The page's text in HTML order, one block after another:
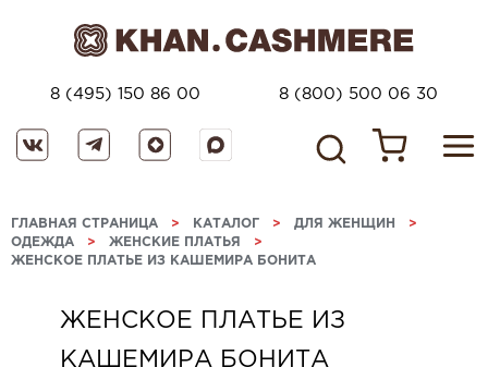
8 (495) 150 86 00 8 (800) 500 06 30
ГЛАВНАЯ СТРАНИЦА > КАТАЛОГ > ДЛЯ ЖЕНЩИН >
ОДЕЖДА > ЖЕНСКИЕ ПЛАТЬЯ >
ЖЕНСКОЕ ПЛАТЬЕ ИЗ КАШЕМИРА БОНИТА
ЖЕНСКОЕ ПЛАТЬЕ ИЗ
КАШЕМИРА БОНИТА